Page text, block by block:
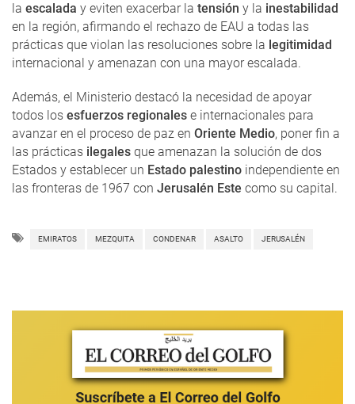
la escalada y eviten exacerbar la tensión y la inestabilidad
en la región, afirmando el rechazo de EAU a todas las
prácticas que violan las resoluciones sobre la legitimidad
internacional y amenazan con una mayor escalada.
Además, el Ministerio destacó la necesidad de apoyar
todos los esfuerzos regionales e internacionales para
avanzar en el proceso de paz en Oriente Medio, poner fin a
las prácticas ilegales que amenazan la solución de dos
Estados y establecer un Estado palestino independiente en
las fronteras de 1967 con Jerusalén Este como su capital.
EMIRATOS MEZQUITA CONDENAR ASALTO JERUSALÉN